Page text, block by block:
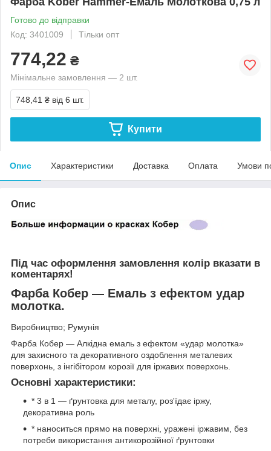
Готово до відправки
Код: 3401009
Тільки опт
774,22 ₴
Мінімальне замовлення — 2 шт.
748,41 ₴ від 6 шт.
Купити
Опис Характеристики Доставка Оплата Умови
Опис
Під час оформлення замовлення колір вказати в
коментарях!
Фарба Кобер — Емаль з ефектом удар
молотка.
Виробництво; Румунія
Фарба Кобер — Алкідна емаль з ефектом «удар молотка»
для захисного та декоративного оздоблення металевих
поверхонь, з інгібітором корозії для іржавих поверхонь.
Основні характеристики:
* 3 в 1 — ґрунтовка для металу, роз'їдає іржу,
декоративна роль
* наноситься прямо на поверхні, уражені іржавим, без
потреби використання антикорозійної ґрунтовки